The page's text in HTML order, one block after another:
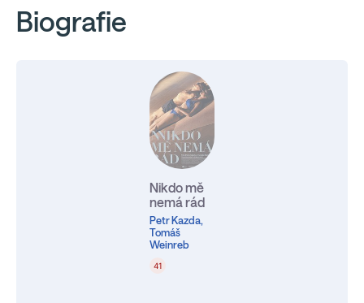
Biografie
Nikdo mě
nemá rád
Petr Kazda,
Tomáš
Weinreb
41